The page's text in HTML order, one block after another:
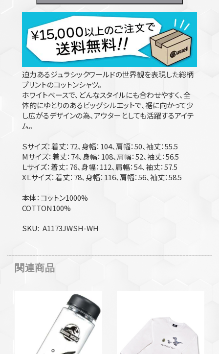
迫力あるジュラシックワールドの世界観を表現した総柄
プリントのコットンシャツ。
ホワイトベースで、どんなスタイルにも合わせやすく、全
体的にゆとりのあるビッグシルエットで、裾に向かって少
し広がるデザインの為、アウターとしても活躍するアイテ
ム。
Ｓサイズ：着丈：72、身幅：104、肩幅：50、袖丈：55.5
Mサイズ：着丈：74、身幅：108、肩幅：52、袖丈：56.5
Ｌサイズ：着丈：76、身幅：112、肩幅：54、袖丈：57.5
XＬサイズ：着丈：78、身幅：116、肩幅：56、袖丈：58.5
本体：コットン1000%
COTTON100%
SKU A1173JWSH-WH
関連商品